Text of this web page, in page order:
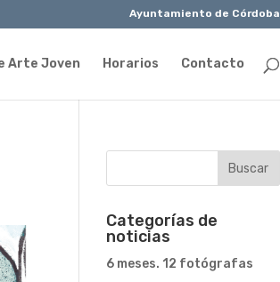
Ayuntamiento de Córdoba
Arte Joven Horarios Contacto
Categorías de
noticias
6 meses. 12 fotógrafas